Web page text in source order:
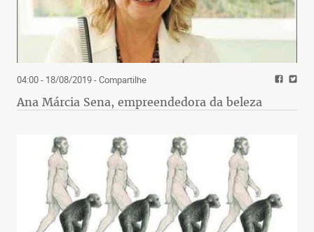
04:00 - 18/08/2019- Compartilhe
Ana Márcia Sena, empreendedora da beleza